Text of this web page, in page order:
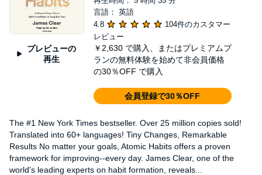
プレビューの
再生
言語： 英語
4.8
104件のカスタマー
レビュー
￥2,630 で購入、またはプレミアムプ
ランの無料体験を始めて非会員価格
の30％OFF で購入
会員登録で30％OFF
The #1 New York Times bestseller. Over 25 million copies sold!
Translated into 60+ languages! Tiny Changes, Remarkable
Results No matter your goals, Atomic Habits offers a proven
framework for improving--every day. James Clear, one of the
world's leading experts on habit formation, reveals...